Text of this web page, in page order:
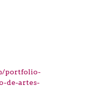
portfolio-
de-artes-